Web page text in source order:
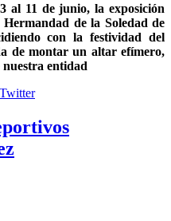
al 11 de junio, la exposición
Hermandad de la Soledad de
con la festividad del
de montar un altar efímero,
entidad